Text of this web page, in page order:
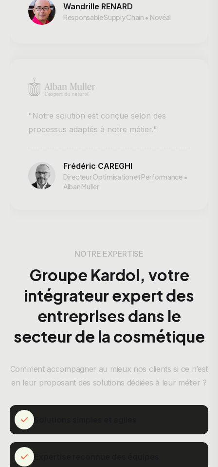
Wandrille RENARD
Responsable Supply Chain • Novéal
"Notre solution est conçue selon des
processus adaptés à notre métier."
Frédéric CAREGHI
Directeur Optimisation et Performance •
Alban Muller
NOTRE EXPERTISE
Groupe Kardol, votre
intégrateur expert des
entreprises dans le
secteur de la cosmétique
Comment accompagner au mieux nos clients si ce n’est
en leur proposant des solutions dédiées à leur métier ?